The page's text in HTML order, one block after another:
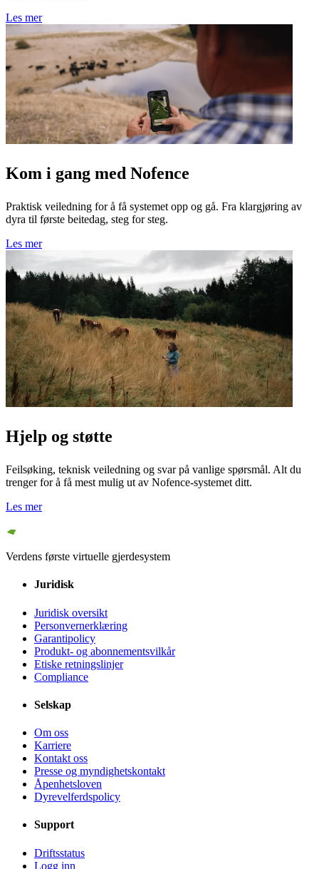
Les mer
Kom i gang med Nofence
Praktisk veiledning for å få systemet opp og gå. Fra klargjøring av
dyra til første beitedag, steg for steg.
Les mer
Hjelp og støtte
Feilsøking, teknisk veiledning og svar på vanlige spørsmål. Alt du
trenger for å få mest mulig ut av Nofence-systemet ditt.
Les mer
Verdens første virtuelle gjerdesystem
Juridisk
Juridisk oversikt
Personvernerklæring
Garantipolicy
Produkt- og abonnementsvilkår
Etiske retningslinjer
Compliance
Selskap
Om oss
Karriere
Kontakt oss
Presse og myndighetskontakt
Åpenhetsloven
Dyrevelferdspolicy
Support
Driftsstatus
Logg inn